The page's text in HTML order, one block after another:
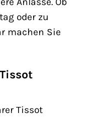
oder zu
machen Sie
Tissot